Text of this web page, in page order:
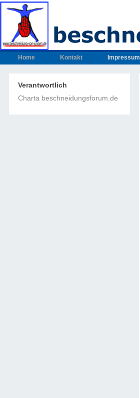
Home Kontakt Impressum
Verantwortlich
Charta beschneidungsforum.de